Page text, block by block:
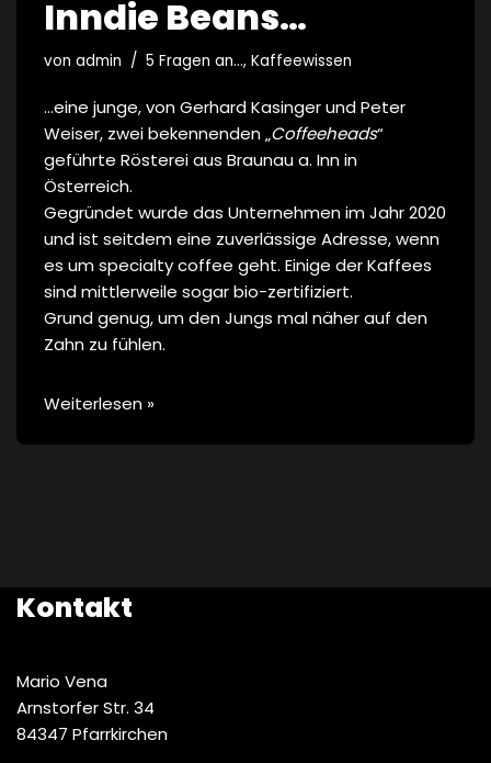
Inndie Beans…
von admin 5 Fragen an..., Kaffeewissen
…eine junge, von Gerhard Kasinger und Peter
Weiser, zwei bekennenden „Coffeeheads“
geführte Rösterei aus Braunau a. Inn in
Österreich.
Gegründet wurde das Unternehmen im Jahr 2020
und ist seitdem eine zuverlässige Adresse, wenn
es um specialty coffee geht. Einige der Kaffees
sind mittlerweile sogar bio-zertifiziert.
Grund genug, um den Jungs mal näher auf den
Zahn zu fühlen.
Weiterlesen »
Kontakt
Mario Vena
Arnstorfer Str. 34
84347 Pfarrkirchen